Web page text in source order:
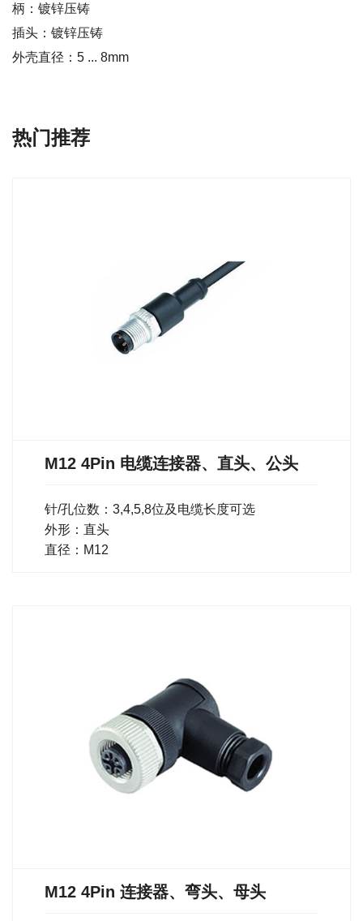
柄：镀锌压铸
插头：镀锌压铸
外壳直径：5 ... 8mm
热门推荐
M12 4Pin 电缆连接器、直头、公头
针/孔位数：3,4,5,8位及电缆长度可选
外形：直头
直径：M12
M12 4Pin 连接器、弯头、母头